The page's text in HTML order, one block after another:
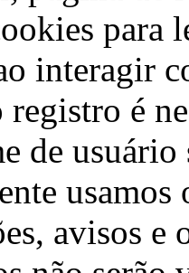
para
interagir
registro é
de
usamos
avisos e